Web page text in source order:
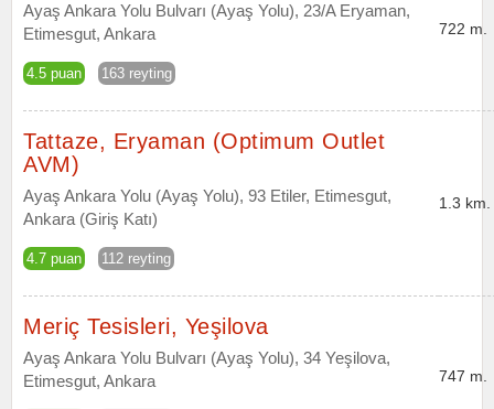
Ayaş Ankara Yolu Bulvarı (Ayaş Yolu), 23/A Eryaman,
Etimesgut, Ankara
4.5 puan 163 reyting
722 m.
Tattaze, Eryaman (Optimum Outlet
AVM)
Ayaş Ankara Yolu (Ayaş Yolu), 93 Etiler, Etimesgut,
Ankara (Giriş Katı)
4.7 puan 112 reyting
1.3 km.
Meriç Tesisleri, Yeşilova
Ayaş Ankara Yolu Bulvarı (Ayaş Yolu), 34 Yeşilova,
Etimesgut, Ankara
747 m.